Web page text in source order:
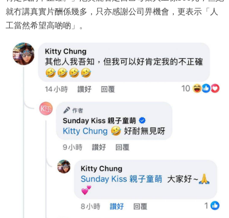
就冇講真實片酬係幾多，只亦感謝公司畀機會，更表示「人
工當然希望高啲啲」。